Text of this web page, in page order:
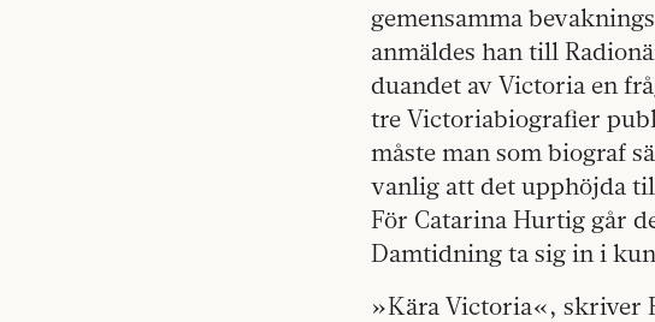
gemensamma
anmäldes han till
duandet av Victoria en
tre Victoriabiografier
måste man som biograf
vanlig att det upphöjda
För Catarina Hurtig går
Damtidning ta sig in i
»Kära Victoria«, skriver